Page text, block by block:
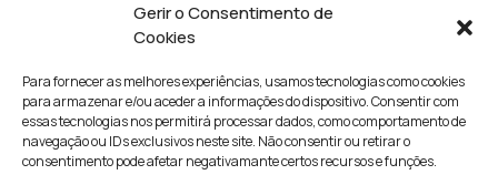
Gerir o Consentimento de
Cookies
Para fornecer as melhores experiências, usamos tecnologias como cookies
para armazenar e/ou aceder a informações do dispositivo. Consentir com
essas tecnologias nos permitirá processar dados, como comportamento de
navegação ou IDs exclusivos neste site. Não consentir ou retirar o
consentimento pode afetar negativamante certos recursos e funções.